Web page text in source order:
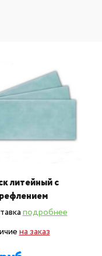
литейный с
подробнее
на заказ